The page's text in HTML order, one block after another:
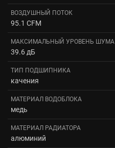
ВОЗДУШНЫЙ ПОТОК
95.1 CFM
МАКСИМАЛЬНЫЙ УРОВЕНЬ ШУМА
39.6 дБ
ТИП ПОДШИПНИКА
качения
МАТЕРИАЛ ВОДОБЛОКА
медь
МАТЕРИАЛ РАДИАТОРА
алюминий